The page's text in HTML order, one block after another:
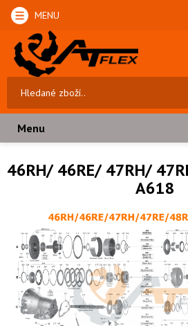
MENU
Menu
46RH/ 46RE/ 47RH/
A618